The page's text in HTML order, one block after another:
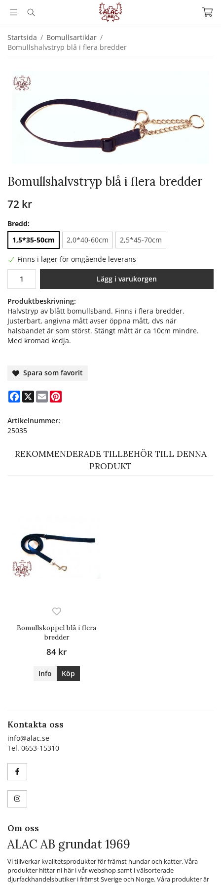
Startsida / Bomullsartiklar /
Bomullshalvstryp blå i flera bredder
Bomullshalvstryp blå i flera bredder
72 kr
Bredd:
1,5*35-50cm
2,0*40-60cm 2,5*45-70cm
Finns i lager för omgående leverans
Lägg i varukorgen
Produktbeskrivning:
Halvstryp av blått bomullsband. Finns i flera bredder.
Justerbart, angivna mått avser öppna mått, dvs när
halsbandet är som störst. Stängt mått är ca 10cm mindre.
Med kromad kedja.
Spara som favorit
Facebook
X Email
Artikelnummer:
25035
REKOMMENDERADE TILLBEHÖR TILL DENNA
PRODUKT
Bomullskoppel blå i flera
bredder
84 kr
Info Köp
Kontakta oss
info@alac.se
Tel. 0653-15310
Om oss
ALAC AB grundat 1969
Vi tillverkar kvalitetsprodukter för främst hundar och katter. Våra
produkter hittar ni här i vår webshop samt i välsorterade
djurfackhandelsbutiker i främst Sverige och Norge. Våra produkter är